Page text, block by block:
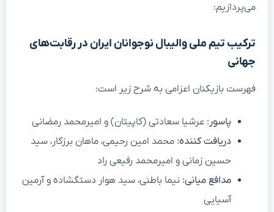
می‌پردازیم:
ترکیب تیم ملی والیبال نوجوانان ایران در رقابت‌های
جهانی
فهرست بازیکنان اعزامی به شرح زیر است:
پاسور: عرشیا سعادتی (کاپیتان) و امیرمحمد رمضانى
دریافت کننده: محمد امین رحیمی، ماهان برزکار، سید
حسین زمانی و امیرمحمد رفیعی راد
مدافع میانی: نیما باطنی، سید هوار دستگشاده و آرمین
آسیایی